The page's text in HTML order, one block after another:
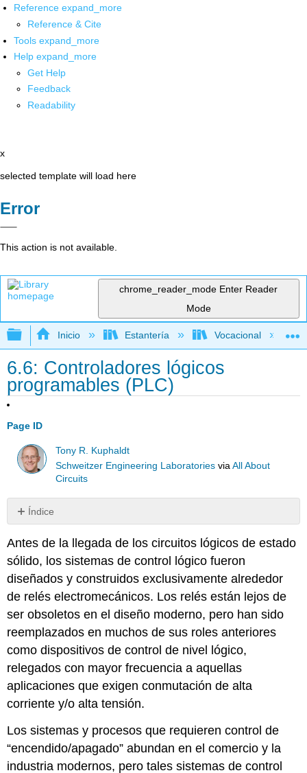
Reference expand_more
Reference & Cite
Tools expand_more
Help expand_more
Get Help
Feedback
Readability
x
selected template will load here
Error
This action is not available.
chrome_reader_mode Enter Reader
Mode
Expandir/contraer jerarquía global
Inicio Estantería Vocacional
6.6: Controladores lógicos
programables (PLC)
Page ID
Tony R. Kuphaldt
Schweitzer Engineering Laboratories viaAll About
Circuits
Índice
historia
de
los
controladores
lógicos
programables
PLC
de
programación
y
lógica
de
escalera
Comportamiento
sistema
de
Antes de la llegada de los circuitos lógicos de estado
sólido, los sistemas de control lógico fueron
diseñados y construidos exclusivamente alrededor
de relés electromecánicos. Los relés están lejos de
ser obsoletos en el diseño moderno, pero han sido
reemplazados en muchos de sus roles anteriores
como dispositivos de control de nivel lógico,
relegados con mayor frecuencia a aquellas
aplicaciones que exigen conmutación de alta
corriente y/o alta tensión.
Los sistemas y procesos que requieren control de
“encendido/apagado” abundan en el comercio y la
industria modernos, pero tales sistemas de control